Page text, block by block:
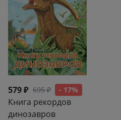
579 ₽ 695 ₽ - 17%
Книга рекордов
динозавров